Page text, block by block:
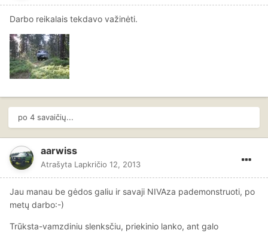
Darbo reikalais tekdavo važinėti.
po 4 savaičių...
aarwiss
Atrašyta Lapkričio 12, 2013
Jau manau be gėdos galiu ir savaji NIVAza pademonstruoti, po
metų darbo:-)
Trūksta-vamzdiniu slenksčiu, priekinio lanko, ant galo